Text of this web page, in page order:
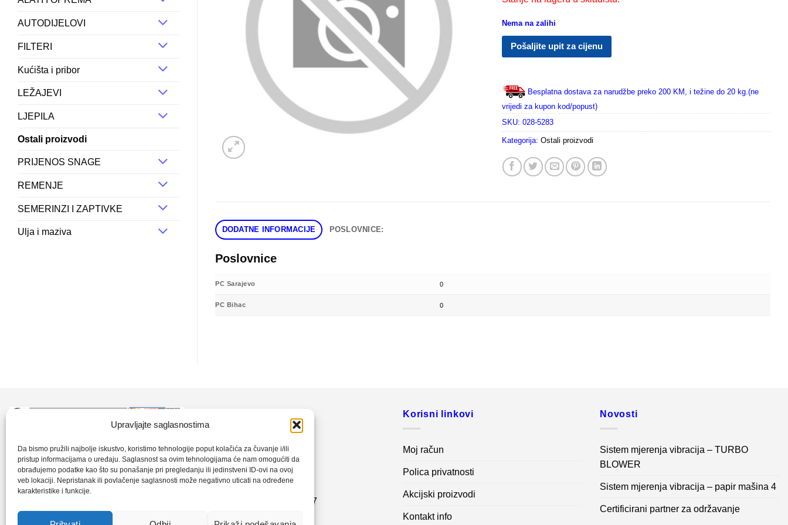
Upravljajte saglasnostima
Da bismo pružili najbolje iskustvo, koristimo tehnologije poput kolačića za čuvanje i/ili
pristup informacijama o uređaju. Saglasnost sa ovim tehnologijama će nam omogućiti da
obrađujemo podatke kao što su ponašanje pri pregledanju ili jedinstveni ID-ovi na ovoj
veb lokaciji. Nepristanak ili povlačenje saglasnosti može negativno uticati na određene
karakteristike i funkcije.
AUTODIJELOVI
FILTERI
Kućišta i pribor
LEŽAJEVI
LJEPILA
Ostali proizvodi
PRIJENOS SNAGE
REMENJE
SEMERINZI I ZAPTIVKE
Ulja i maziva
Nema na zalihi
Pošaljite upit za cijenu
Besplatna dostava za narudžbe preko 200 KM, i težine do 20 kg.(ne
vrijedi za kupon kod/popust)
SKU: 028-5283
Kategorija: Ostali proizvodi
DODATNE INFORMACIJE POSLOVNICE:
Poslovnice
PC Sarajevo 0
PC Bihac 0
CLK-Interpromet d.o.o. posluje u sastavu
grupe SKF distributera od 1996. godine,
gdje s ponosom mozemo reci da smo
najveci distributer SKF-a na podrucju
+387 35 720 560
clkm@bih.net.ba
+387 62 995 767
Korisni linkovi
Moj račun
Polica privatnosti
Akcijski proizvodi
Kontakt info
Novosti
Sistem mjerenja vibracija – TURBO
BLOWER
Sistem mjerenja vibracija – papir mašina 4
Certificirani partner za održavanje